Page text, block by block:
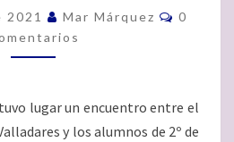
VALLADARES
2021 Mar Márquez
0
lugar un encuentro entre el
y los alumnos de 2º de